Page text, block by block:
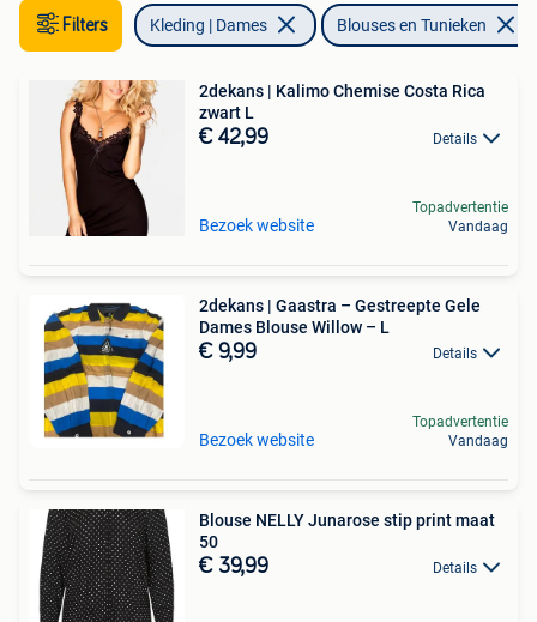
Filters Kleding | Dames Blouses en Tunieken
2dekans | Kalimo Chemise Costa Rica
zwart L
€ 42,99 Details
Bezoek website
Topadvertentie
Vandaag
2dekans | Gaastra – Gestreepte Gele
Dames Blouse Willow – L
€ 9,99 Details
Bezoek website
Topadvertentie
Vandaag
Blouse NELLY Junarose stip print maat
50
€ 39,99 Details